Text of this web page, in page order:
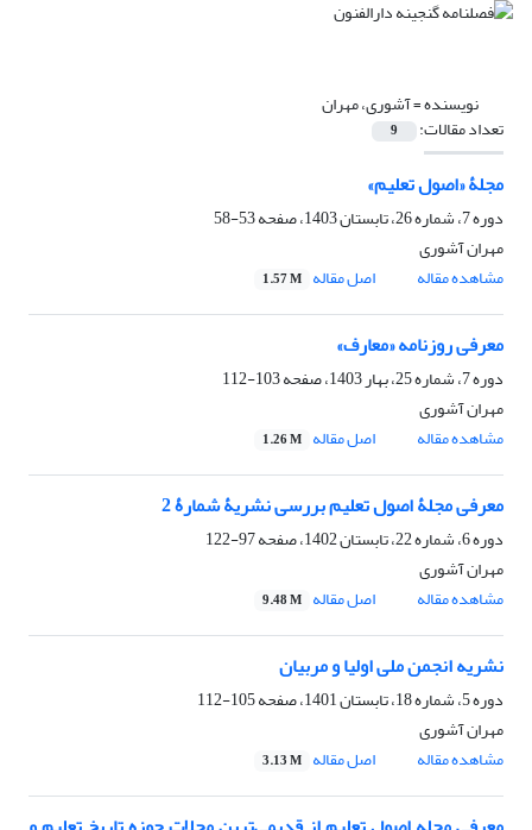
نویسنده =آشوری، مهران
تعداد مقالات: 9
مجلۀ «اصول تعلیم»
دوره 7، شماره 26، تابستان 1403، صفحه
53-58
مهران آشوری
مشاهده مقاله
اصل مقاله 1.57 M
معرفی روزنامه «معارف»
دوره 7، شماره 25، بهار 1403، صفحه
103-112
مهران آشوری
مشاهده مقاله
اصل مقاله 1.26 M
معرفی مجلۀ اصول تعلیم بررسی نشریۀ شمارۀ 2
دوره 6، شماره 22، تابستان 1402، صفحه
97-122
مهران آشوری
مشاهده مقاله
اصل مقاله 9.48 M
نشریه انجمن ملی اولیا و مربیان
دوره 5، شماره 18، تابستان 1401، صفحه
105-112
مهران آشوری
مشاهده مقاله
اصل مقاله 3.13 M